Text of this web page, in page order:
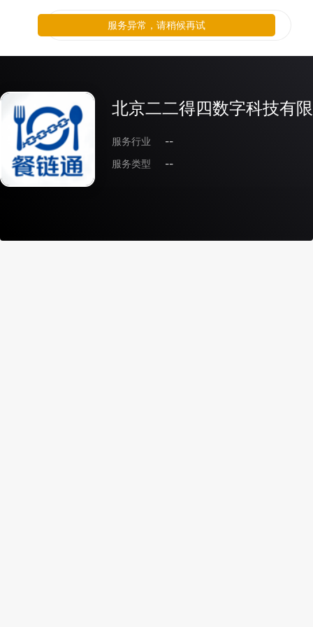
北京二二得四数字科技有
服务行业
--
服务类型
--
服务异常，请稍候再试